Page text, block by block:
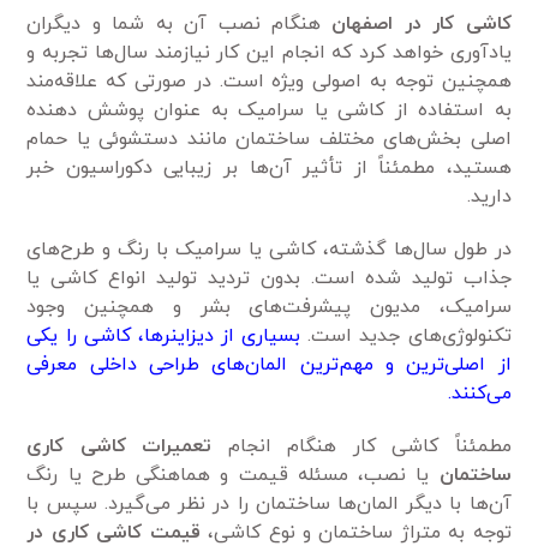
کاشی کار در اصفهان هنگام نصب آن به شما و دیگران
یادآوری خواهد کرد که انجام این کار نیاز‌مند سال‌ها تجربه و
همچنین توجه به اصولی ویژه است. در صورتی که علاقه‌مند
به استفاده از کاشی‌ یا سرامیک به عنوان پوشش دهنده
اصلی بخش‌های مختلف ساختمان مانند دستشوئی یا حمام
هستید، مطمئناً از تأثیر آن‌ها بر زیبایی دکوراسیون خبر
دارید.
در طول سال‌ها گذشته، کاشی یا سرامیک با رنگ و طرح‌های
جذاب تولید شده است. بدون تردید تولید انواع کاشی یا
سرامیک، مدیون پیشرفت‌های بشر و همچنین وجود
تکنولوژی‌های جدید است. بسیاری از دیزاینر‌ها، کاشی را یکی
از اصلی‌ترین و مهم‌ترین المان‌های طراحی داخلی معرفی
می‌کنند.
مطمئناً کاشی کار هنگام انجام تعمیرات کاشی کاری
ساختمان یا نصب، مسئله قیمت و هماهنگی طرح یا رنگ
آن‌ها با دیگر المان‌ها ساختمان را در نظر می‌گیرد. سپس با
توجه به متراژ ساختمان و نوع کاشی، قیمت کاشی کاری در